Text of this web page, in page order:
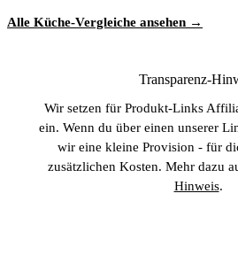
Alle Küche-Vergleiche ansehen →
Transparenz-
Wir setzen für Produkt-Links
ein. Wenn du über einen unserer
wir eine kleine Provision - für
zusätzlichen Kosten. Mehr dazu
Hinweis.